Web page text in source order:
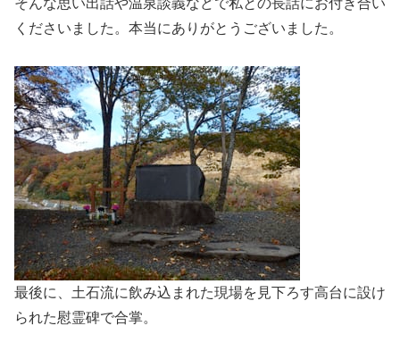
くださいました。本当にありがとうございました。
最後に、土石流に飲み込まれた現場を見下ろす高台に設け
られた慰霊碑で合掌。